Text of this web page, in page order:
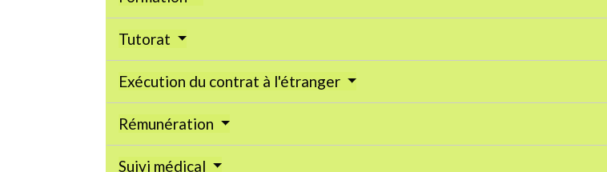
Tutorat
Exécution du contrat à l'étranger
Rémunération
Suivi médical